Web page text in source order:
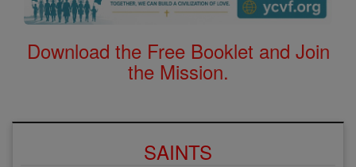
Download the Free Booklet and Join
the Mission.
SAINTS